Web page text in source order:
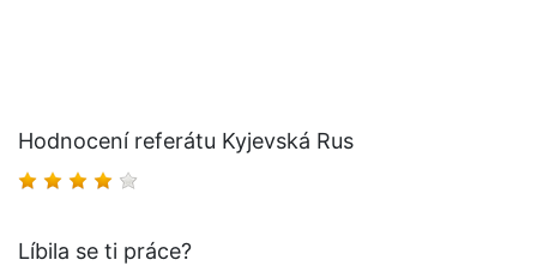
Hodnocení referátu Kyjevská Rus
Líbila se ti práce?